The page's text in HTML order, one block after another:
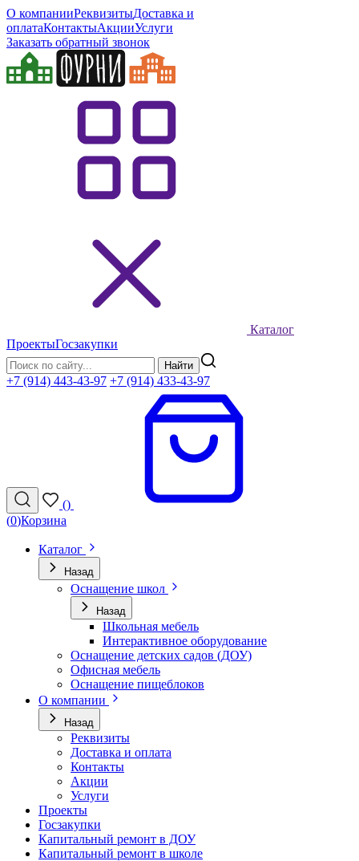
О компанииРеквизитыДоставка и
оплатаКонтактыАкцииУслуги
Заказать обратный звонок
Каталог
ПроектыГосзакупки
Найти
+7 (914) 443-43-97 +7 (914) 433-43-97
()
(0)Корзина
Каталог
Назад
Оснащение школ
Назад
Школьная мебель
Интерактивное оборудование
Оснащение детских садов (ДОУ)
Офисная мебель
Оснащение пищеблоков
О компании
Назад
Реквизиты
Доставка и оплата
Контакты
Акции
Услуги
Проекты
Госзакупки
Капитальный ремонт в ДОУ
Капитальный ремонт в школе